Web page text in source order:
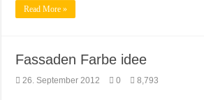
Read More »
Fassaden Farbe idee
26. September 2012 0 8,793